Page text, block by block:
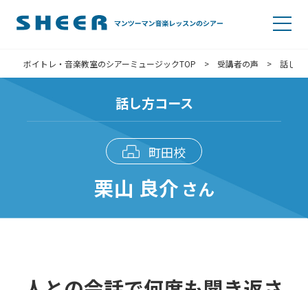
ボイトレ・音楽教室のシアーミュージックTOP > 受講者の声 > 話し方
話し方コース
町田校
栗山 良介 さん